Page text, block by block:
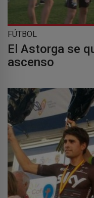
FÚTBOL
El Astorga se
ascenso